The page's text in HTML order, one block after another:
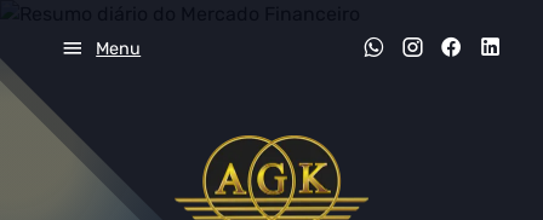
Menu